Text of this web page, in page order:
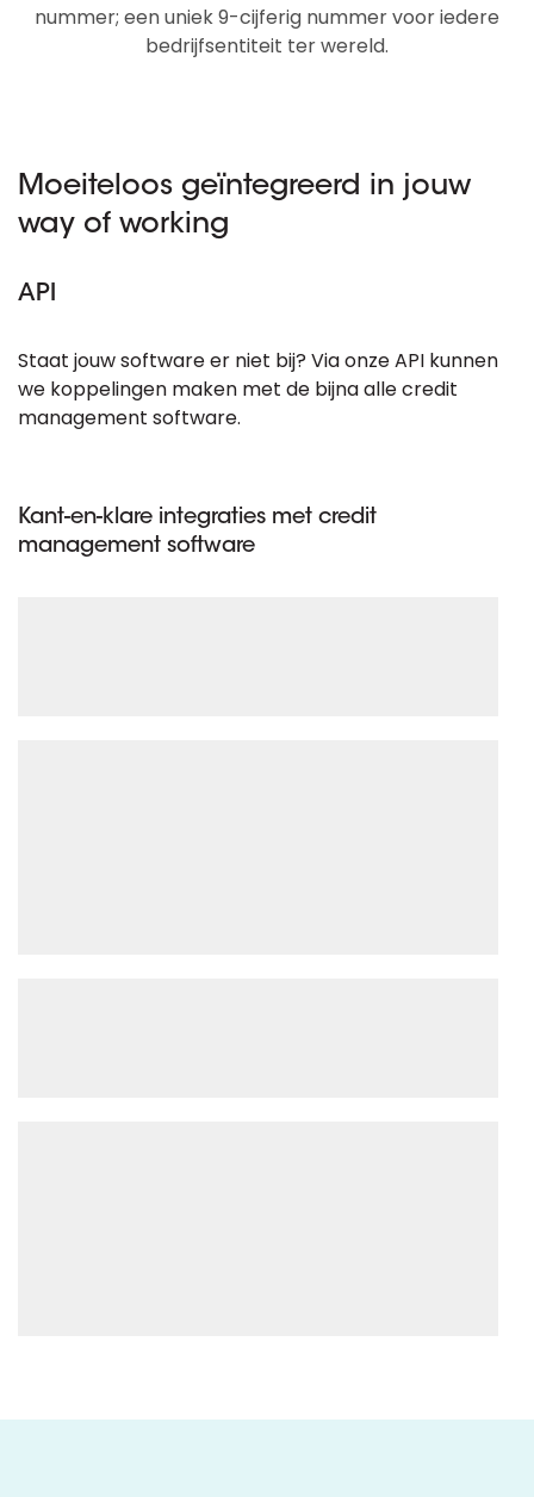
nummer; een uniek 9-cijferig nummer voor iedere
bedrijfsentiteit ter wereld.
Moeiteloos geïntegreerd in jouw
way of working
API
Staat jouw software er niet bij? Via onze API kunnen
we koppelingen maken met de bijna alle credit
management software.
Kant-en-klare integraties met credit
management software